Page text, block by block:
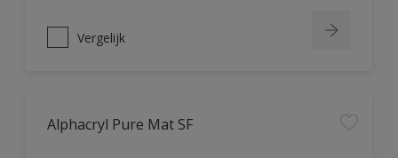
Vergelijk
Alphacryl Pure Mat SF